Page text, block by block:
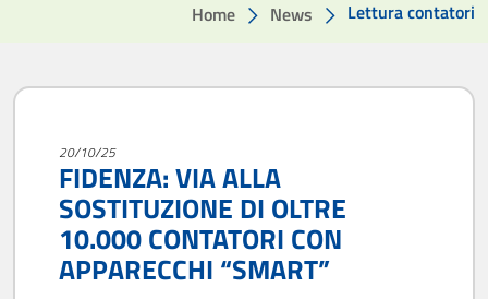
Home News Lettura contatori
20/10/25
FIDENZA: VIA ALLA
SOSTITUZIONE DI OLTRE
10.000 CONTATORI CON
APPARECCHI “SMART”